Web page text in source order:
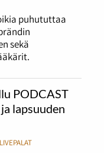
puhututtaa
sekä
PODCAST
lapsuuden
LIVEPALAT